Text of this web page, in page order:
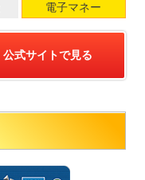
電子マネー
公式サイトで見る